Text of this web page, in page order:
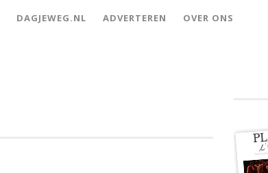
DAGJEWEG.NL ADVERTEREN OVER ONS